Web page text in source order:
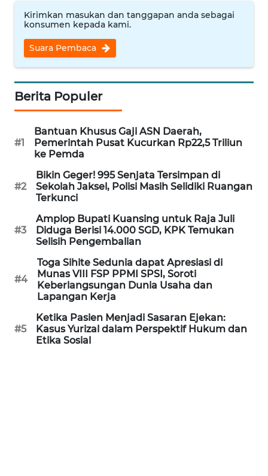
Kirimkan masukan dan tanggapan anda sebagai
konsumen kepada kami.
Suara Pembaca
Berita Populer
#1
Bantuan Khusus Gaji ASN Daerah,
Pemerintah Pusat Kucurkan Rp22,5 Triliun
ke Pemda
#2
Bikin Geger! 995 Senjata Tersimpan di
Sekolah Jaksel, Polisi Masih Selidiki Ruangan
Terkunci
#3
Amplop Bupati Kuansing untuk Raja Juli
Diduga Berisi 14.000 SGD, KPK Temukan
Selisih Pengembalian
#4
Toga Sihite Sedunia dapat Apresiasi di
Munas VIII FSP PPMI SPSI, Soroti
Keberlangsungan Dunia Usaha dan
Lapangan Kerja
#5
Ketika Pasien Menjadi Sasaran Ejekan:
Kasus Yurizal dalam Perspektif Hukum dan
Etika Sosial
WN
BALI
WN
KALBAR
WN
KALTENG
WN
KALTARA
WN
KALSEL
WN
KALTIM
WN
SULSEL
WN
GORONTALO